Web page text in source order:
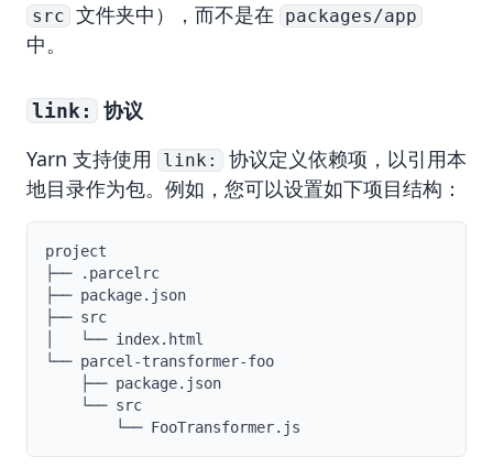
src 文件夹中），而不是在 packages/app
中。
link:
协议
Yarn 支持使用
link:
协议定义依赖项，以引用本
地目录作为包。例如，您可以设置如下项目结构：
project
├── .parcelrc
├── package.json
├── src
│   └── index.html
└── parcel-transformer-foo
    ├── package.json
    └── src